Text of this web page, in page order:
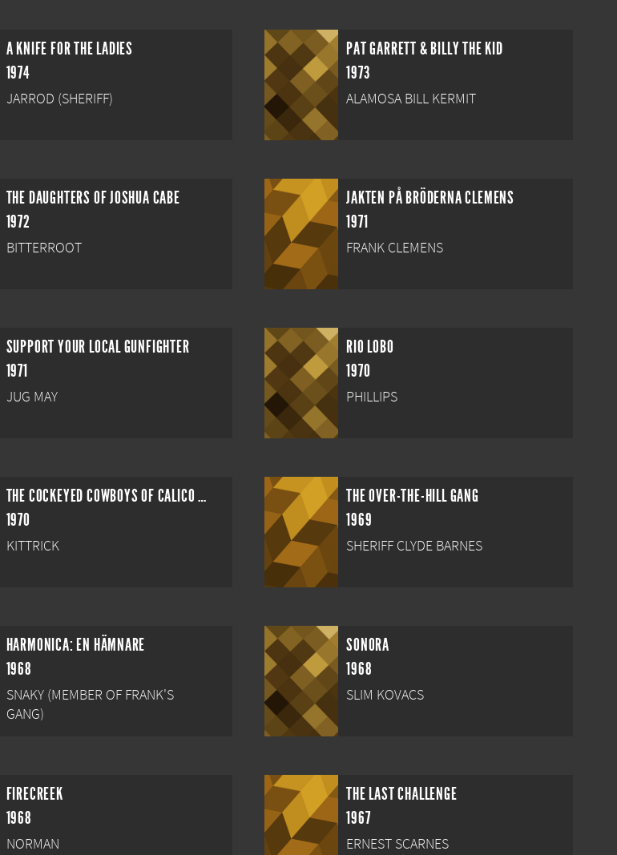
A KNIFE FOR THE LADIES
1974
JARROD (SHERIFF)
PAT GARRETT & BILLY THE KID
1973
ALAMOSA BILL KERMIT
THE DAUGHTERS OF JOSHUA CABE
1972
BITTERROOT
JAKTEN PÅ BRÖDERNA CLEMENS
1971
FRANK CLEMENS
SUPPORT YOUR LOCAL GUNFIGHTER
1971
JUG MAY
RIO LOBO
1970
PHILLIPS
THE COCKEYED COWBOYS OF CALICO COUNTY
1970
KITTRICK
THE OVER-THE-HILL GANG
1969
SHERIFF CLYDE BARNES
HARMONICA: EN HÄMNARE
1968
SNAKY (MEMBER OF FRANK'S
GANG)
SONORA
1968
SLIM KOVACS
FIRECREEK
1968
NORMAN
THE LAST CHALLENGE
1967
ERNEST SCARNES